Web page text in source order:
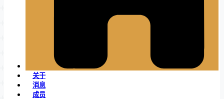
关于
消息
成员